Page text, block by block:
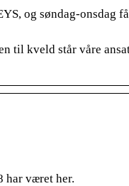
og søndag-onsdag
til kveld står våre
har været her.